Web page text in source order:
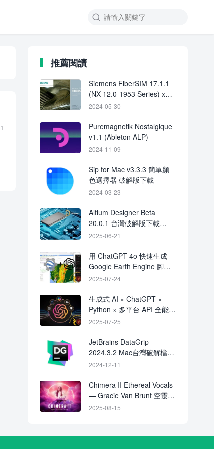

1
推薦閱讀
Siemens FiberSIM 17.1.1
(NX 12.0-1953 Series) x64
破解版下載 crack
2024-05-30
Puremagnetik Nostalgique
v1.1 (Ableton ALP)
2024-11-09
Sip for Mac v3.3.3 簡單顏
色選擇器 破解版下載
2024-03-23
Altium Designer Beta
20.0.1 台灣破解版下載
CRACK
2025-06-21
用 ChatGPT-4o 快速生成
Google Earth Engine 腳
本：地理資料分析零程式入
2025-07-24
生成式 AI × ChatGPT ×
Python × 多平台 API 全能課
程：從 AI 基礎到創作變現
2025-07-25
JetBrains DataGrip
2024.3.2 Mac台灣破解檔下
載 crack
2024-12-11
Chimera II Ethereal Vocals
— Gracie Van Brunt 空靈人
聲素材包，適用 DnB、EDM
2025-08-15